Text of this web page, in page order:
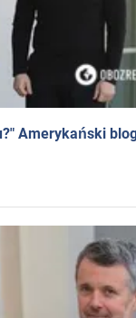
Amerykański